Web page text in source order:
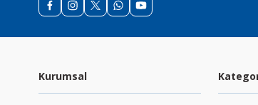
Kurumsal